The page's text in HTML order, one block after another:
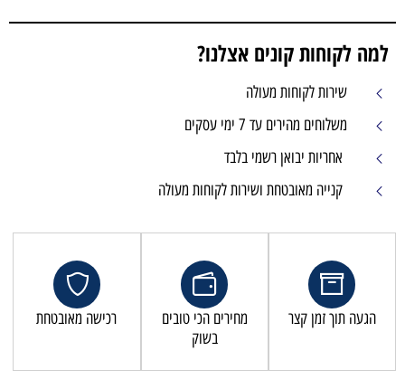
למה לקוחות קונים אצלנו?
שירות לקוחות מעולה
משלוחים מהירים עד 7 ימי עסקים
אחריות יבואן רשמי בלבד
קנייה מאובטחת ושירות לקוחות מעולה
הגעה תוך זמן קצר
מחירים הכי טובים
בשוק
רכישה מאובטחת